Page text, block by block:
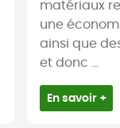
matériaux
une
ainsi que
et donc ...
En savoir +